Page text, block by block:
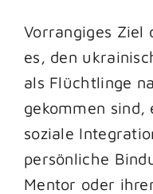
Vorrangiges Ziel
es, den
als Flüchtlinge
gekommen sind,
soziale
persönliche
Mentor oder